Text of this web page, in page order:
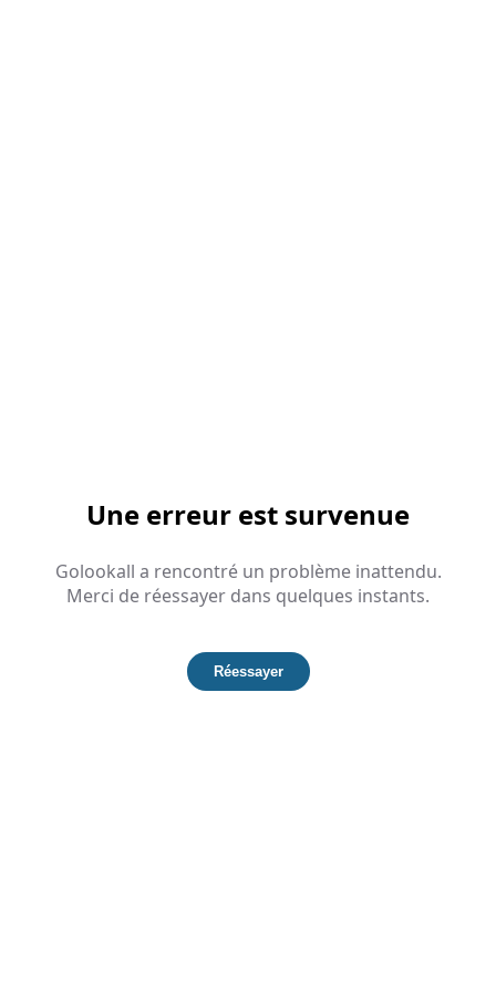
Une erreur est survenue
Golookall a rencontré un problème inattendu.
Merci de réessayer dans quelques instants.
Réessayer